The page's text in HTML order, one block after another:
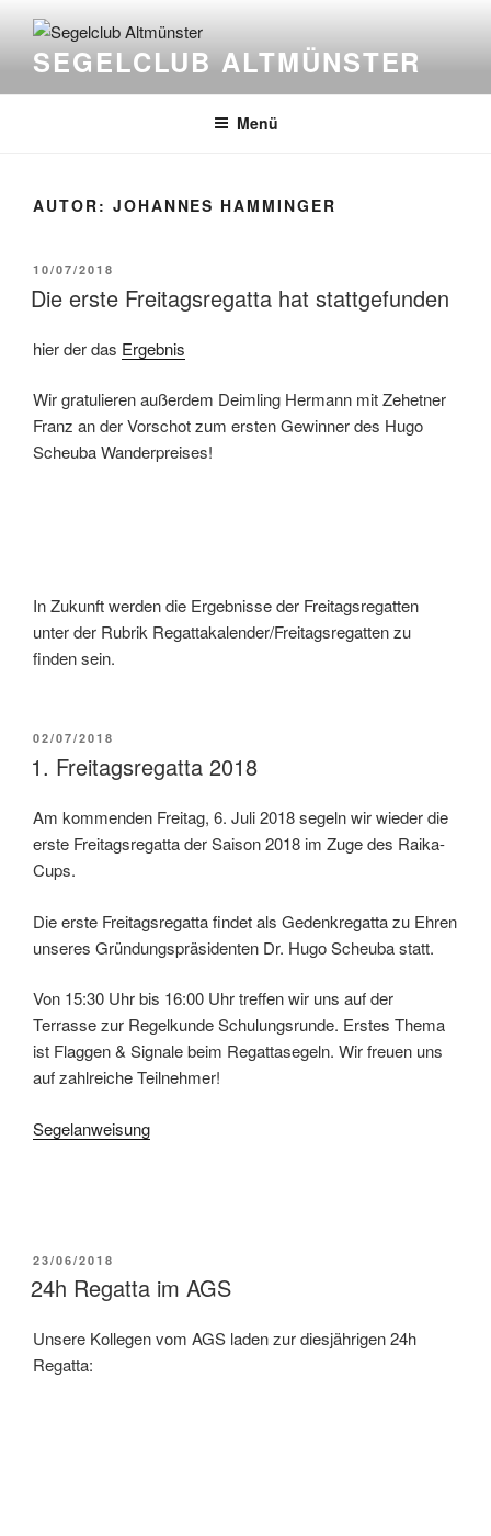
Inhalt
springenSEGELCLUB ALTMÜNSTER
Menü
AUTOR: JOHANNES HAMMINGER
VERÖFFENTLICHT
AM
10/07/2018
Die erste Freitagsregatta hat stattgefunden
hier der das Ergebnis
Wir gratulieren außerdem Deimling Hermann mit Zehetner
Franz an der Vorschot zum ersten Gewinner des Hugo
Scheuba Wanderpreises!
In Zukunft werden die Ergebnisse der Freitagsregatten
unter der Rubrik Regattakalender/Freitagsregatten zu
finden sein.
VERÖFFENTLICHT
AM
02/07/2018
1. Freitagsregatta 2018
Am kommenden Freitag, 6. Juli 2018 segeln wir wieder die
erste Freitagsregatta der Saison 2018 im Zuge des Raika-
Cups.
Die erste Freitagsregatta findet als Gedenkregatta zu Ehren
unseres Gründungspräsidenten Dr. Hugo Scheuba statt.
Von 15:30 Uhr bis 16:00 Uhr treffen wir uns auf der
Terrasse zur Regelkunde Schulungsrunde. Erstes Thema
ist Flaggen & Signale beim Regattasegeln. Wir freuen uns
auf zahlreiche Teilnehmer!
Segelanweisung
VERÖFFENTLICHT
AM
23/06/2018
24h Regatta im AGS
Unsere Kollegen vom AGS laden zur diesjährigen 24h
Regatta: